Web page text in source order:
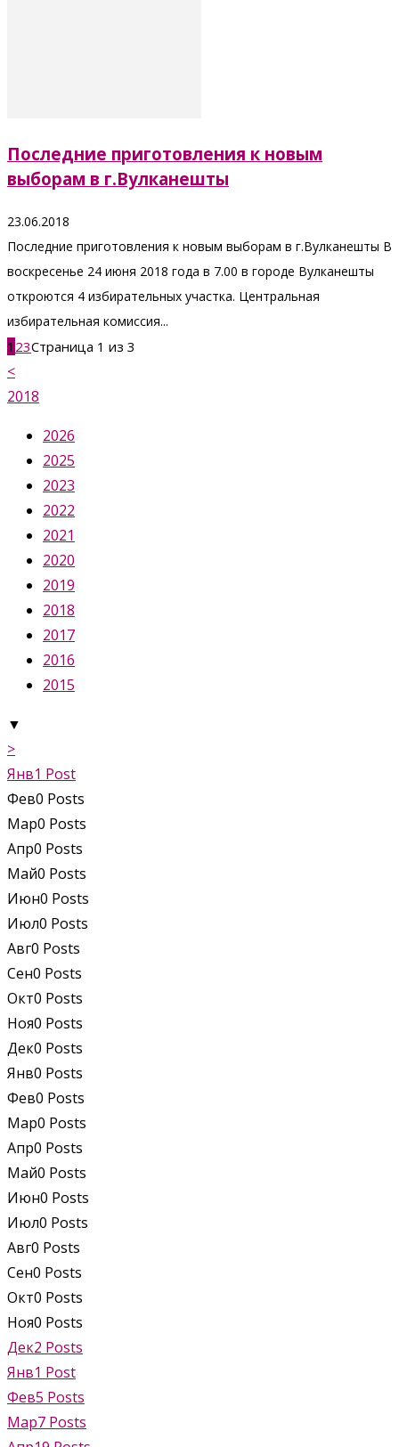
Последние приготовления к новым
выборам в г.Вулканешты
23.06.2018
Последние приготовления к новым выборам в г.Вулканешты В
воскресенье 24 июня 2018 года в 7.00 в городе Вулканешты
откроются 4 избирательных участка. Центральная
избирательная комиссия...
1 23Страница 1 из 3
<
2018
2026
2025
2023
2022
2021
2020
2019
2018
2017
2016
2015
▼
>
Янв1 Post
Фев0 Posts
Мар0 Posts
Апр0 Posts
Май0 Posts
Июн0 Posts
Июл0 Posts
Авг0 Posts
Сен0 Posts
Окт0 Posts
Ноя0 Posts
Дек0 Posts
Янв0 Posts
Фев0 Posts
Мар0 Posts
Апр0 Posts
Май0 Posts
Июн0 Posts
Июл0 Posts
Авг0 Posts
Сен0 Posts
Окт0 Posts
Ноя0 Posts
Дек2 Posts
Янв1 Post
Фев5 Posts
Мар7 Posts